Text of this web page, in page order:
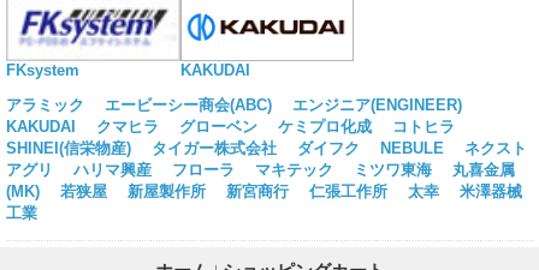
FKsystem
KAKUDAI
アラミック
エービーシー商会(ABC)
エンジニア(ENGINEER)
KAKUDAI
クマヒラ グローベン ケミプロ化成
コトヒラ
SHINEI(信栄物産)
タイガー株式会社 ダイフク NEBULE
ネクスト
アグリ
ハリマ興産 フローラ マキテック ミツワ東海
丸喜金属
(MK)
若狭屋 新屋製作所 新宮商行 仁張工作所 太幸
米澤器械
工業